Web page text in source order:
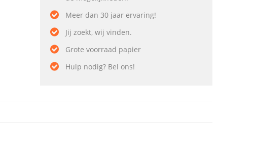
Meer dan 30 jaar ervaring!
Jij zoekt, wij vinden.
Grote voorraad papier
Hulp nodig? Bel ons!